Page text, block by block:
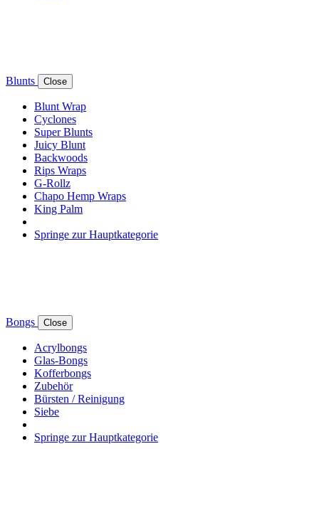
Blunts Close
Blunt Wrap
Cyclones
Super Blunts
Juicy Blunt
Backwoods
Rips Wraps
G-Rollz
Chapo Hemp Wraps
King Palm
Springe zur Hauptkategorie
Bongs Close
Acrylbongs
Glas-Bongs
Kofferbongs
Zubehör
Bürsten / Reinigung
Siebe
Springe zur Hauptkategorie